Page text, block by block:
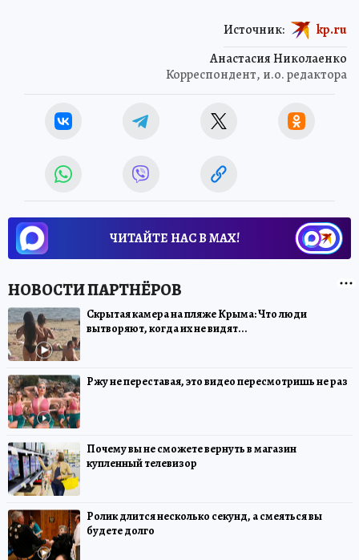
Анастасия Николаенко
Корреспондент, и.о. редактора
Источник: kp.ru
ЧИТАЙТЕ НАС В МАХ!
Скрытая камера на пляже Крыма: Что люди
вытворяют, когда их не видят...
Ржу не переставая, это видео пересмотришь не раз
Почему вы не сможете вернуть в магазин
купленный телевизор
Ролик длится несколько секунд, а смеяться вы
будете долго